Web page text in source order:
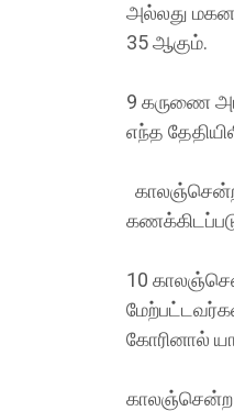
அல்லது
35 ஆகும்.
9 கருணை
எந்த
காலஞ்சென்ற
10
கோரினால்
காலஞ்சென்ற